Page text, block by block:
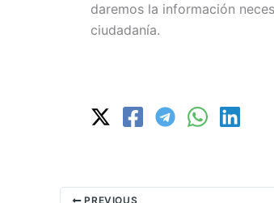
daremos la información
ciudadanía.
PREVIOUS